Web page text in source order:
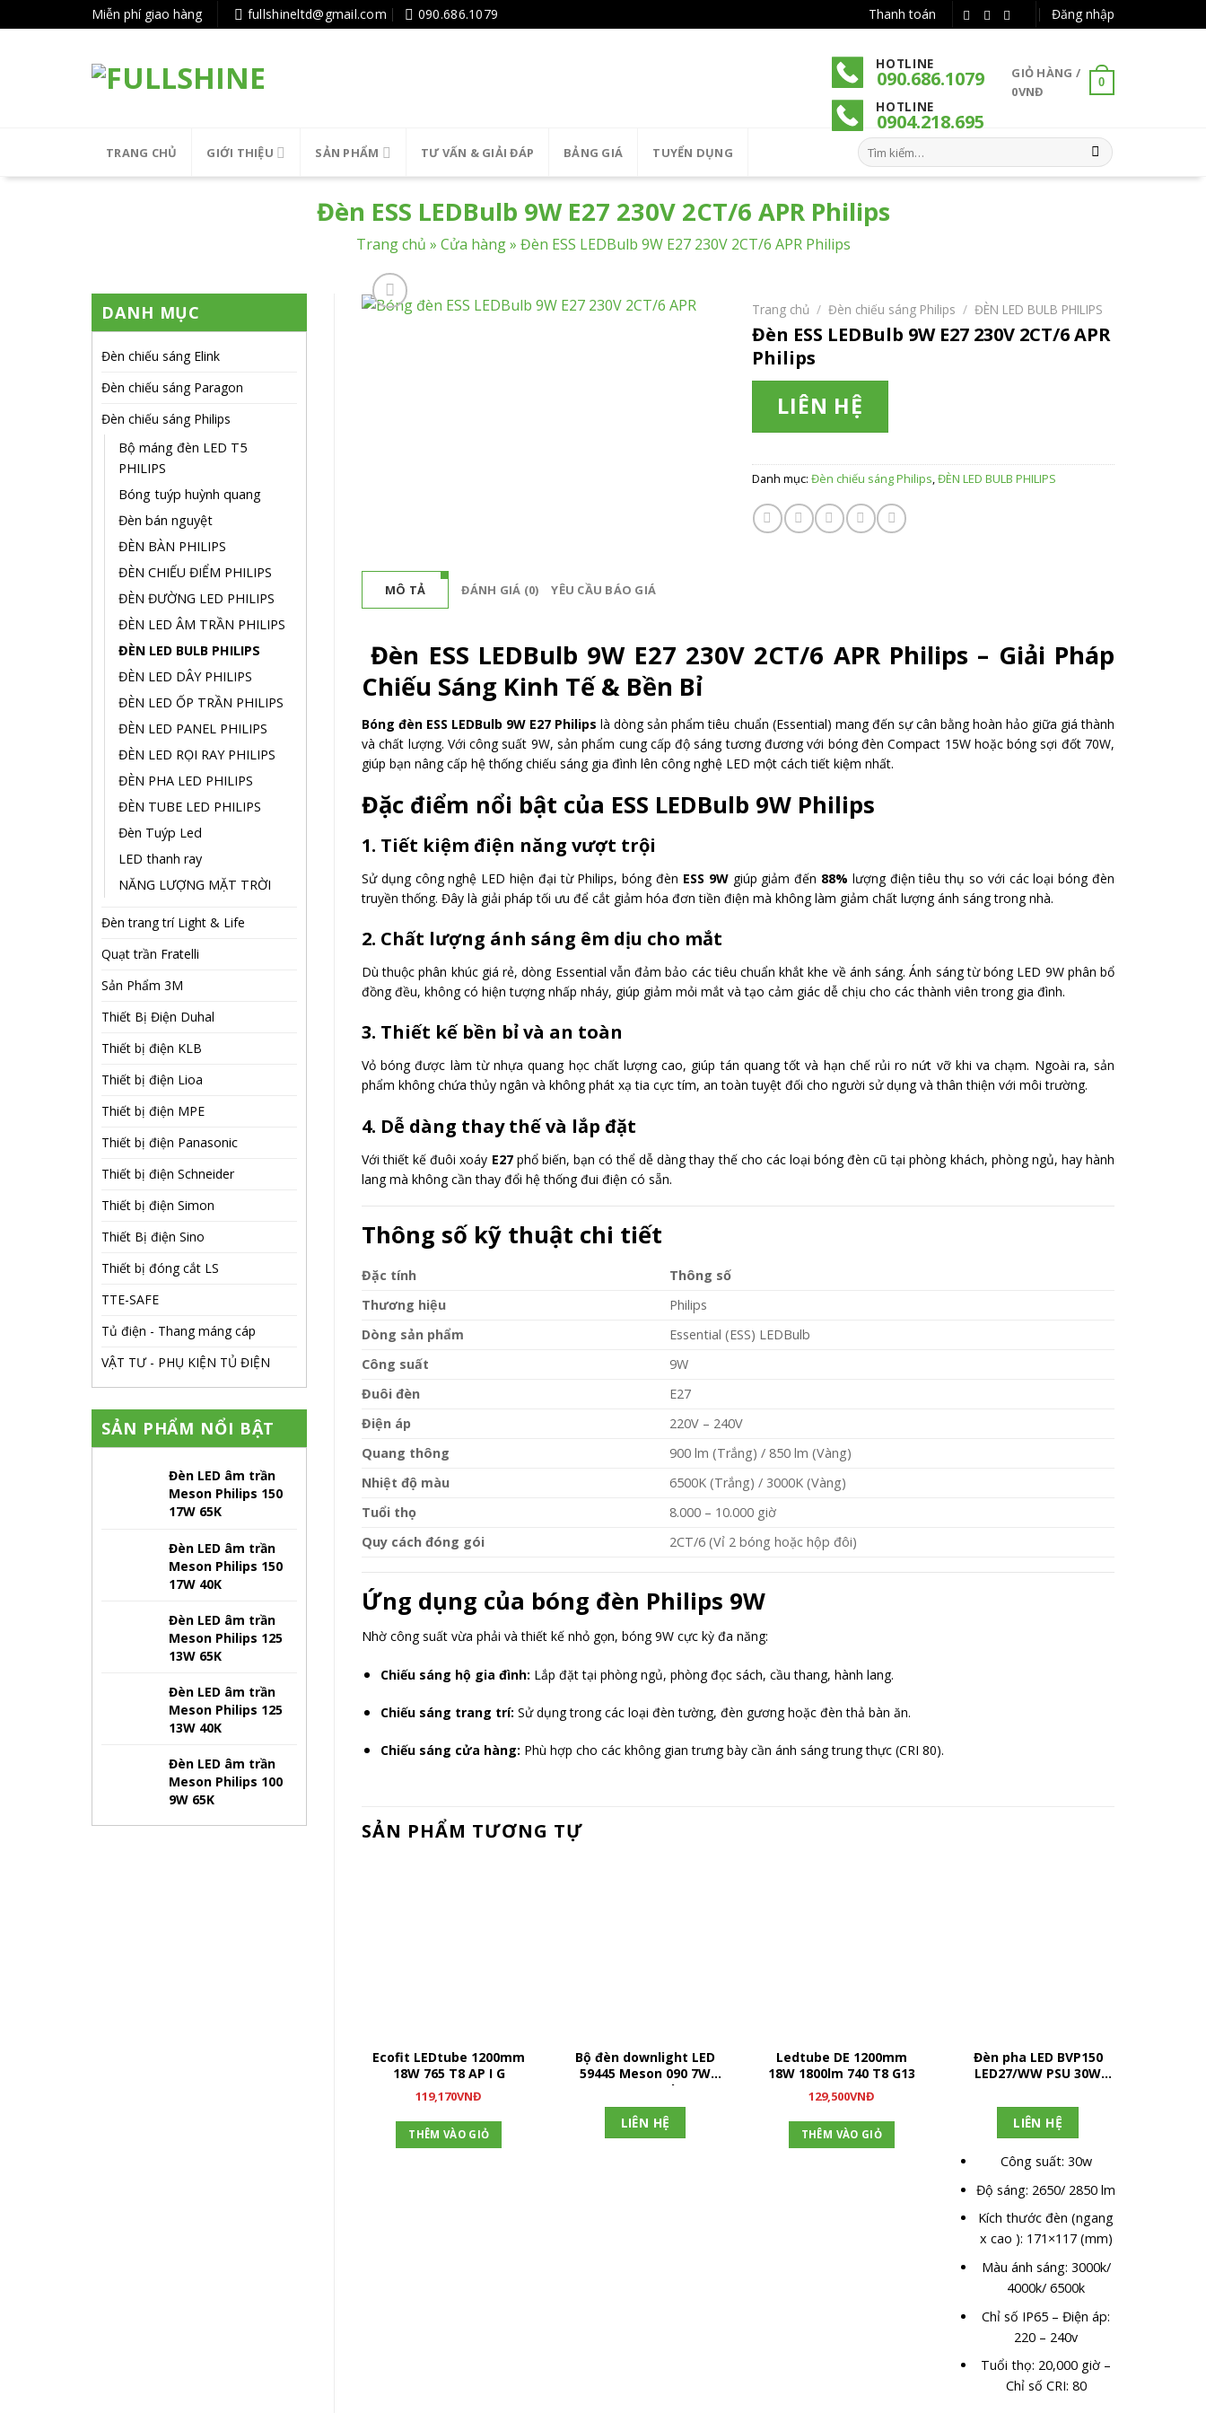
tục
Miễn phí giao hàng fullshineltd@gmail.com 090.686.1079 Thanh toán Đăng nhập
HOTLINE
090.686.1079
HOTLINE
0904.218.695
GIỎ HÀNG /
0VNĐ
0
TRANG CHỦ GIỚI THIỆU SẢN PHẨM TƯ VẤN & GIẢI ĐÁP BẢNG GIÁ TUYỂN DỤNG
Tìm
kiếm:
Đèn ESS LEDBulb 9W E27 230V 2CT/6 APR Philips
Trang chủ » Cửa hàng» Đèn ESS LEDBulb 9W E27 230V 2CT/6 APR Philips
DANH MỤC
Đèn chiếu sáng Elink
Đèn chiếu sáng Paragon
Đèn chiếu sáng Philips
Bộ máng đèn LED T5
PHILIPS
Bóng tuýp huỳnh quang
Đèn bán nguyệt
ĐÈN BÀN PHILIPS
ĐÈN CHIẾU ĐIỂM PHILIPS
ĐÈN ĐƯỜNG LED PHILIPS
ĐÈN LED ÂM TRẦN PHILIPS
ĐÈN LED BULB PHILIPS
ĐÈN LED DÂY PHILIPS
ĐÈN LED ỐP TRẦN PHILIPS
ĐÈN LED PANEL PHILIPS
ĐÈN LED RỌI RAY PHILIPS
ĐÈN PHA LED PHILIPS
ĐÈN TUBE LED PHILIPS
Đèn Tuýp Led
LED thanh ray
NĂNG LƯỢNG MẶT TRỜI
Đèn trang trí Light & Life
Quạt trần Fratelli
Sản Phẩm 3M
Thiết Bị Điện Duhal
Thiết bị điện KLB
Thiết bị điện Lioa
Thiết bị điện MPE
Thiết bị điện Panasonic
Thiết bị điện Schneider
Thiết bị điện Simon
Thiết Bị điện Sino
Thiết bị đóng cắt LS
TTE-SAFE
Tủ điện - Thang máng cáp
VẬT TƯ - PHỤ KIỆN TỦ ĐIỆN
SẢN PHẨM NỔI BẬT
Đèn LED âm trần
Meson Philips 150
17W 65K
Đèn LED âm trần
Meson Philips 150
17W 40K
Đèn LED âm trần
Meson Philips 125
13W 65K
Đèn LED âm trần
Meson Philips 125
13W 40K
Đèn LED âm trần
Meson Philips 100
9W 65K
Trang chủ / Đèn chiếu sáng Philips / ĐÈN LED BULB PHILIPS
Đèn ESS LEDBulb 9W E27 230V 2CT/6 APR
Philips
LIÊN HỆ
Danh mục: Đèn chiếu sáng Philips,ĐÈN LED BULB PHILIPS
MÔ TẢ ĐÁNH GIÁ (0) YÊU CẦU BÁO GIÁ
Đèn ESS LEDBulb 9W E27 230V 2CT/6 APR Philips – Giải Pháp
Chiếu Sáng Kinh Tế & Bền Bỉ
Bóng đèn ESS LEDBulb 9W E27 Philips là dòng sản phẩm tiêu chuẩn (Essential) mang đến sự cân bằng hoàn hảo giữa giá thành
và chất lượng. Với công suất 9W, sản phẩm cung cấp độ sáng tương đương với bóng đèn Compact 15W hoặc bóng sợi đốt 70W,
giúp bạn nâng cấp hệ thống chiếu sáng gia đình lên công nghệ LED một cách tiết kiệm nhất.
Đặc điểm nổi bật của ESS LEDBulb 9W Philips
1. Tiết kiệm điện năng vượt trội
Sử dụng công nghệ LED hiện đại từ Philips, bóng đèn ESS 9Wgiúp giảm đến 88% lượng điện tiêu thụ so với các loại bóng đèn
truyền thống. Đây là giải pháp tối ưu để cắt giảm hóa đơn tiền điện mà không làm giảm chất lượng ánh sáng trong nhà.
2. Chất lượng ánh sáng êm dịu cho mắt
Dù thuộc phân khúc giá rẻ, dòng Essential vẫn đảm bảo các tiêu chuẩn khắt khe về ánh sáng. Ánh sáng từ bóng LED 9W phân bổ
đồng đều, không có hiện tượng nhấp nháy, giúp giảm mỏi mắt và tạo cảm giác dễ chịu cho các thành viên trong gia đình.
3. Thiết kế bền bỉ và an toàn
Vỏ bóng được làm từ nhựa quang học chất lượng cao, giúp tán quang tốt và hạn chế rủi ro nứt vỡ khi va chạm. Ngoài ra, sản
phẩm không chứa thủy ngân và không phát xạ tia cực tím, an toàn tuyệt đối cho người sử dụng và thân thiện với môi trường.
4. Dễ dàng thay thế và lắp đặt
Với thiết kế đuôi xoáy E27phổ biến, bạn có thể dễ dàng thay thế cho các loại bóng đèn cũ tại phòng khách, phòng ngủ, hay hành
lang mà không cần thay đổi hệ thống đui điện có sẵn.
Thông số kỹ thuật chi tiết
Đặc tính
Thông số
Thương hiệu
Philips
Dòng sản phẩm
Essential (ESS) LEDBulb
Công suất
9W
Đuôi đèn
E27
Điện áp
220V – 240V
Quang thông
900 lm (Trắng) / 850 lm (Vàng)
Nhiệt độ màu
6500K (Trắng) / 3000K (Vàng)
Tuổi thọ
8.000 – 10.000 giờ
Quy cách đóng gói
2CT/6 (Vỉ 2 bóng hoặc hộp đôi)
Ứng dụng của bóng đèn Philips 9W
Nhờ công suất vừa phải và thiết kế nhỏ gọn, bóng 9W cực kỳ đa năng:
Chiếu sáng hộ gia đình: Lắp đặt tại phòng ngủ, phòng đọc sách, cầu thang, hành lang.
Chiếu sáng trang trí: Sử dụng trong các loại đèn tường, đèn gương hoặc đèn thả bàn ăn.
Chiếu sáng cửa hàng: Phù hợp cho các không gian trưng bày cần ánh sáng trung thực (CRI 80).
SẢN PHẨM TƯƠNG TỰ
Ecofit LEDtube 1200mm
18W 765 T8 AP I G
119,170VNĐ
THÊM VÀO GIỎ
Bộ đèn downlight LED
59445 Meson 090 7W
recessed
LIÊN HỆ
Ledtube DE 1200mm
18W 1800lm 740 T8 G13
129,500VNĐ
THÊM VÀO GIỎ
Đèn pha LED BVP150
LED27/WW PSU 30W
LIÊN HỆ
Công suất: 30w
Độ sáng: 2650/ 2850 lm
Kích thước đèn (ngang
x cao ): 171×117 (mm)
Màu ánh sáng: 3000k/
4000k/ 6500k
Chỉ số IP65 – Điện áp:
220 – 240v
Tuổi thọ: 20,000 giờ –
Chỉ số CRI: 80